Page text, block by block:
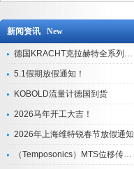
新闻资讯 New
德国KRACHT克拉赫特全系列现货库存
5.1假期放假通知！
KOBOLD流量计德国到货
2026马年开工大吉！
2026年上海维特锐春节放假通知
（Temposonics）MTS位移传感器现货库存型号